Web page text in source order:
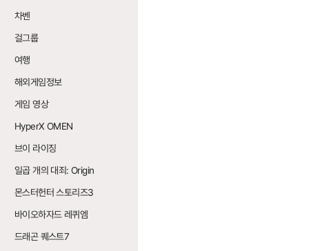
차벤
걸그룹
여행
해외게임정보
게임 영상
HyperX OMEN
브이 라이징
일곱 개의 대죄: Origin
몬스터헌터 스토리즈3
바이오하자드 레퀴엠
드래곤 퀘스트7